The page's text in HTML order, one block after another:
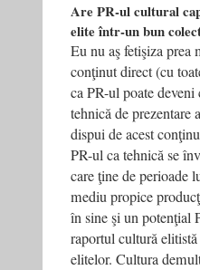
Are PR-ul cultural
elite într-un bun
Eu nu aş fetişiza prea
conţinut direct (cu
ca PR-ul poate
tehnică de prezentare
dispui de acest
PR-ul ca tehnică se
care ţine de perioade
mediu propice
în sine şi un potenţial
raportul cultură
elitelor. Cultura